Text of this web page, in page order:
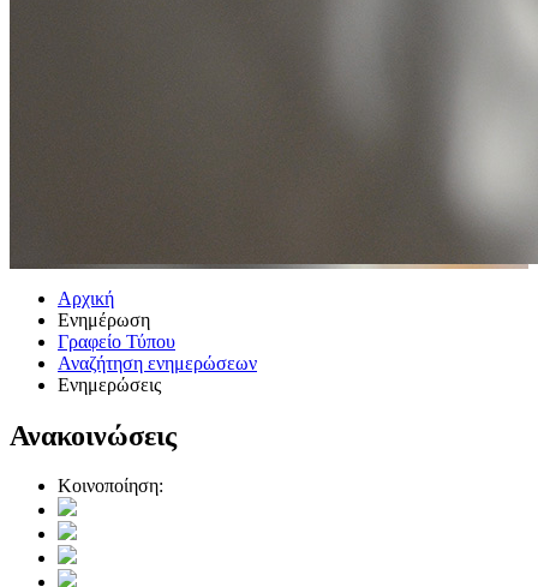
Αρχική
Ενημέρωση
Γραφείο Τύπου
Αναζήτηση ενημερώσεων
Ενημερώσεις
Ανακοινώσεις
Κοινοποίηση: